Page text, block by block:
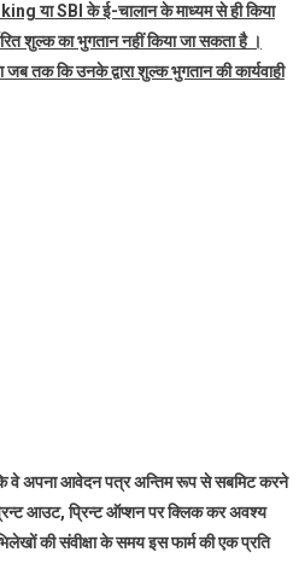
याSBIके ई-चालान के माध्‍यम से ही किया
शुल्क का भुगतान नहीं किया जा सकता है ।
तक कि उनके द्वारा शुल्क भुगतान की कार्यवाही
कि वे अपना आवेदन पत्र अन्तिम रूप से सबमिट करने
आउट,प्रिन्‍ट ऑप्शन पर क्लिक कर अवश्‍य
की संवीक्षा के समय इस फार्म की एक प्रति